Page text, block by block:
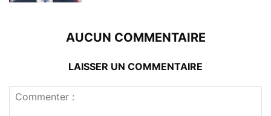
AUCUN COMMENTAIRE
LAISSER UN COMMENTAIRE